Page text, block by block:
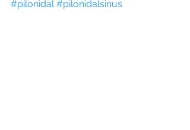
#pilonidal #pilonidalsinus